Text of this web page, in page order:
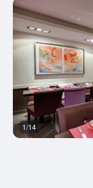
1/14